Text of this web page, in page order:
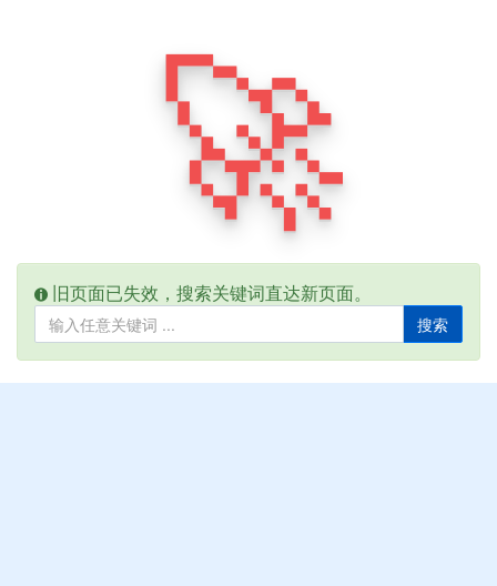
🚀
旧页面已失效，搜索关键词直达新页面。
搜索